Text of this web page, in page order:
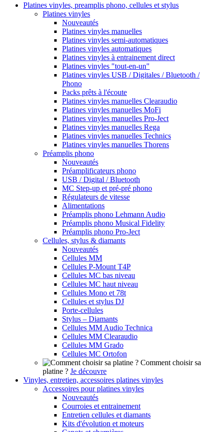
Platines vinyles, preamplis phono, cellules et stylus
Platines vinyles
Nouveautés
Platines vinyles manuelles
Platines vinyles semi-automatiques
Platines vinyles automatiques
Platines vinyles à entrainement direct
Platines vinyles "tout-en-un"
Platines vinyles USB / Digitales / Bluetooth /
Phono
Packs prêts à l'écoute
Platines vinyles manuelles Clearaudio
Platines vinyles manuelles MoFi
Platines vinyles manuelles Pro-Ject
Platines vinyles manuelles Rega
Platines vinyles manuelles Technics
Platines vinyles manuelles Thorens
Préamplis phono
Nouveautés
Préamplificateurs phono
USB / Digital / Bluetooth
MC Step-up et pré-pré phono
Régulateurs de vitesse
Alimentations
Préamplis phono Lehmann Audio
Préamplis phono Musical Fidelity
Préamplis phono Pro-Ject
Cellules, stylus & diamants
Nouveautés
Cellules MM
Cellules P-Mount T4P
Cellules MC bas niveau
Cellules MC haut niveau
Cellules Mono et 78t
Cellules et stylus DJ
Porte-cellules
Stylus – Diamants
Cellules MM Audio Technica
Cellules MM Clearaudio
Cellules MM Grado
Cellules MC Ortofon
Comment choisir sa
platine ? Je découvre
Vinyles, entretien, accessoires platines vinyles
Accessoires pour platines vinyles
Nouveautés
Courroies et entrainement
Entretien cellules et diamants
Kits d'évolution et moteurs